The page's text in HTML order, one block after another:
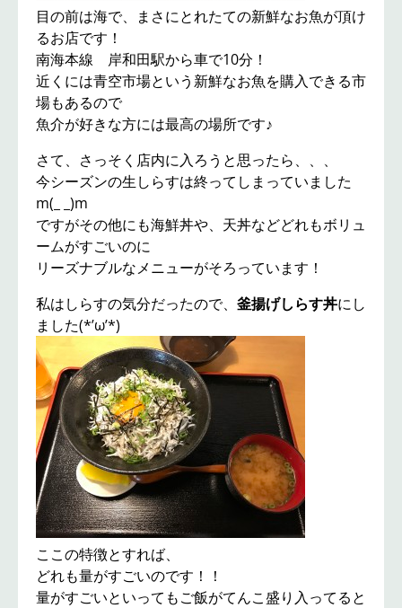
目の前は海で、まさにとれたての新鮮なお魚が頂け
るお店です！
南海本線 岸和田駅から車で10分！
近くには青空市場という新鮮なお魚を購入できる市
場もあるので
魚介が好きな方には最高の場所です♪
さて、さっそく店内に入ろうと思ったら、、、
今シーズンの生しらすは終ってしまっていました
m(_ _)m
ですがその他にも海鮮丼や、天丼などどれもボリュ
ームがすごいのに
リーズナブルなメニューがそろっています！
私はしらすの気分だったので、 釜揚げしらす丼にし
ました(*’ω’*)
ここの特徴とすれば、
どれも量がすごいのです！！
量がすごいといってもご飯がてんこ盛り入ってると